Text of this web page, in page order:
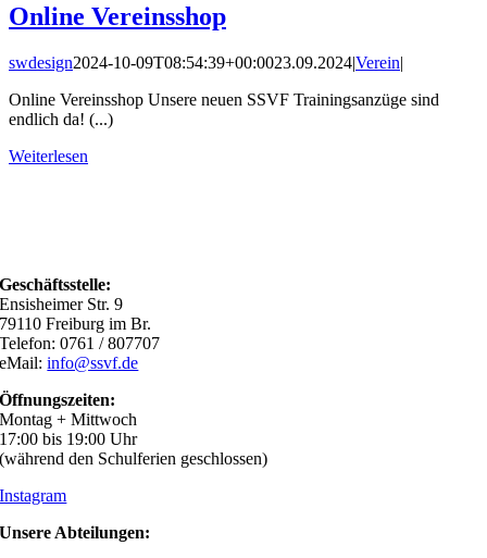
Online Vereinsshop
swdesign2024-10-09T08:54:39+00:0023.09.2024|Verein|
Online Vereinsshop Unsere neuen SSVF Trainingsanzüge sind
endlich da! (...)
Weiterlesen
Geschäftsstelle:
Ensisheimer Str. 9
79110 Freiburg im Br.
Telefon: 0761 / 807707
eMail:info@ssvf.de
Öffnungszeiten:
Montag + Mittwoch
17:00 bis 19:00 Uhr
(während den Schulferien geschlossen)
Instagram
Unsere Abteilungen: